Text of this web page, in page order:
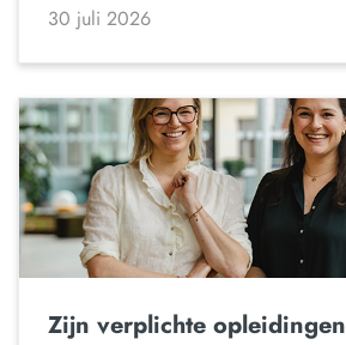
30 juli 2026
Zijn verplichte opleidingen